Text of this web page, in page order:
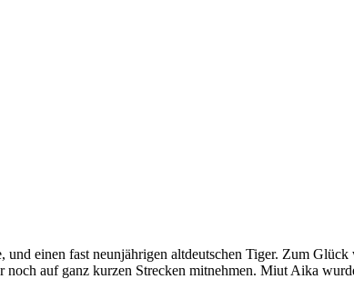
einen fast neunjährigen altdeutschen Tiger. Zum
auf ganz kurzen Strecken mitnehmen. Miut Aika